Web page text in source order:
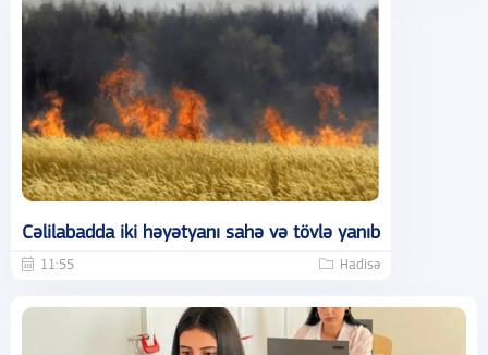
Cəlilabadda iki həyətyanı sahə və tövlə yanıb
11:55 Hadisə